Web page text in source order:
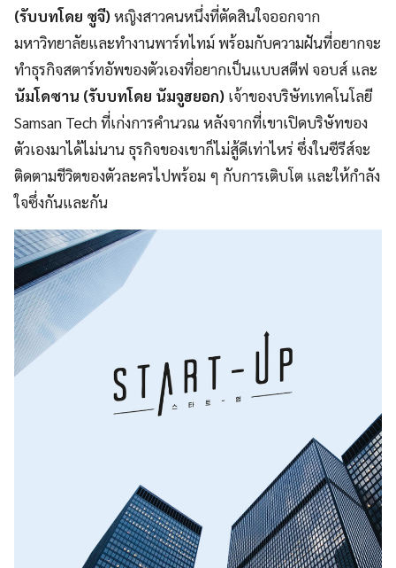
(รับบทโดย ซูจี)หญิงสาวคนหนึ่งที่ตัดสินใจออกจาก
มหาวิทยาลัยและทำงานพาร์ทไทม์ พร้อมกับความฝันที่อยากจะ
ทำธุรกิจสตาร์ทอัพของตัวเองที่อยากเป็นแบบสตีฟ จอบส์ และ
นัมโดซาน (รับบทโดย นัมจูฮยอก) เจ้าของบริษัทเทคโนโลยี
Samsan Tech ที่เก่งการคำนวณ หลังจากที่เขาเปิดบริษัทของ
ตัวเองมาได้ไม่นาน ธุรกิจของเขาก็ไม่สู้ดีเท่าไหร่ ซึ่งในซีรีส์จะ
ติดตามชีวิตของตัวละครไปพร้อม ๆ กับการเติบโต และให้กำลัง
ใจซึ่งกันและกัน